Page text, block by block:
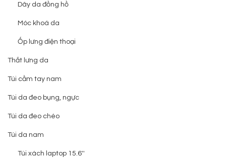
Dây da đồng hồ
Móc khoá da
Ốp lưng điện thoại
Thắt lưng da
Túi cầm tay nam
Túi da đeo bụng, ngực
Túi da đeo chéo
Túi da nam
Túi xách laptop 15.6''